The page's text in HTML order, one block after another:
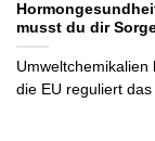
musst du dir
die EU reguliert